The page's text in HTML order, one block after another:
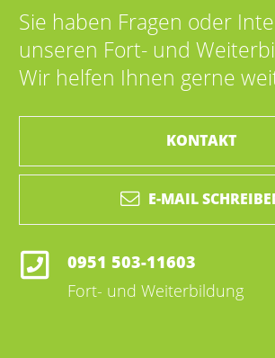
Sie haben Fragen oder
unseren Fort- und
Wir helfen Ihnen gerne
KONTAKT
E-MAIL
0951 503-11603
Fort- und Weiterbildung